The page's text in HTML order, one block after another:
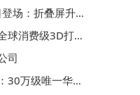
舰配置，起售价或8999元
先，近年利润波动引关注
司
驾MPV，续航超1400km